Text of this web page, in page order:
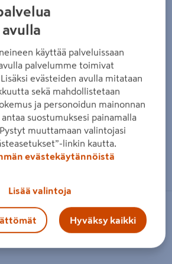
sormilla kosketusnäytöllä
Mallorca
käyttää palveluissaan
palvelumme toimivat
evästeiden avulla mitataan
sekä mahdollistetaan
ja personoidun mainonnan
suostumuksesi painamalla
Pystyt muuttamaan valintojasi
linkin kautta.
evästekäytännöistä
Lisää valintoja
Hyväksy kaikki